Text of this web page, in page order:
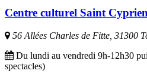
Centre culturel Saint
56 Allées Charles de Fitte, 31300
Du lundi au vendredi 9h-12h30
spectacles)